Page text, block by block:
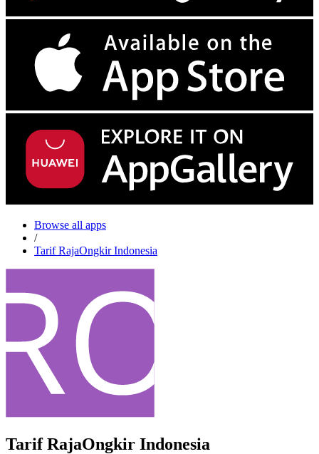
Browse all apps
/
Tarif RajaOngkir Indonesia
Tarif RajaOngkir Indonesia